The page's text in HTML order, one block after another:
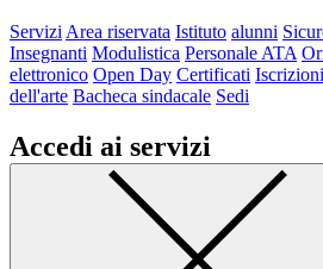
Servizi Area riservata Istituto alunni
Insegnanti Modulistica Personale ATA
elettronico Open Day Certificati Iscrizioni
dell'arte Bacheca sindacale Sedi
Accedi ai servizi